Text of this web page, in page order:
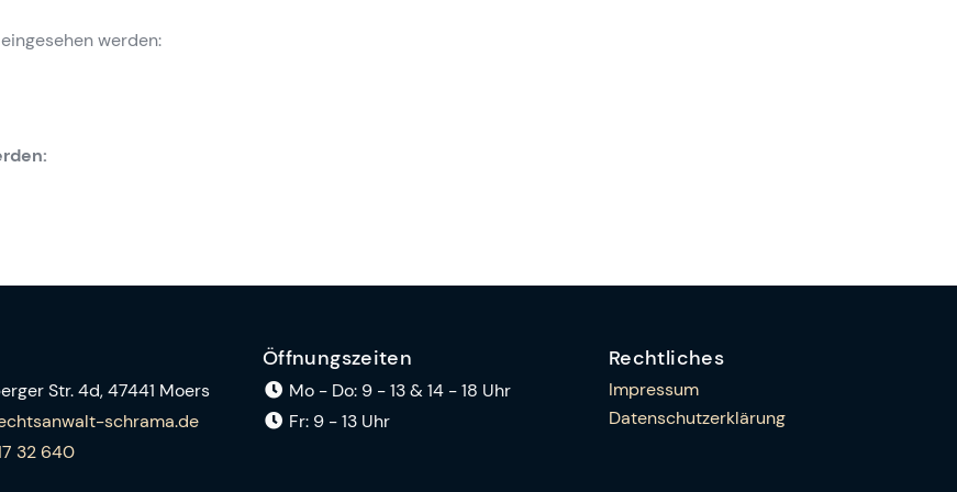
werden:
Str. 4d,47441 Moers
schrama.de
32 640
Öffnungszeiten
Mo - Do: 9 - 13& 14 - 18 Uhr
Fr: 9 - 13 Uhr
Rechtliches
Impressum
Datenschutzerklärung